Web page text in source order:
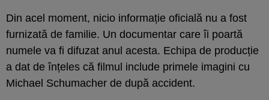
Din acel moment, nicio informație oficială nu a fost
furnizată de familie. Un documentar care îi poartă
numele va fi difuzat anul acesta. Echipa de producție
a dat de înțeles că filmul include primele imagini cu
Michael Schumacher de după accident.